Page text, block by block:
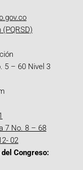
5 – 60 Nivel 3
7 No. 8 – 68
02
Congreso: